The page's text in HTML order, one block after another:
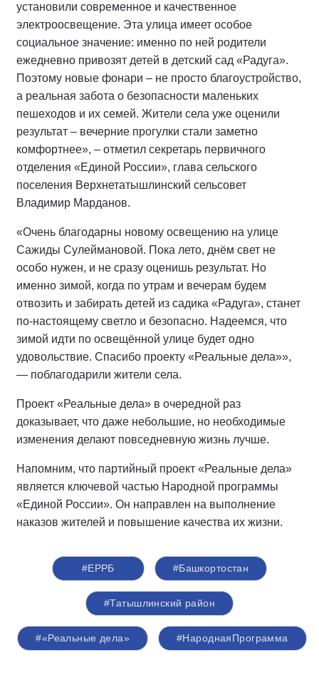
установили современное и качественное
электроосвещение. Эта улица имеет особое
социальное значение: именно по ней родители
ежедневно привозят детей в детский сад «Радуга».
Поэтому новые фонари – не просто благоустройство,
а реальная забота о безопасности маленьких
пешеходов и их семей. Жители села уже оценили
результат – вечерние прогулки стали заметно
комфортнее», – отметил секретарь первичного
отделения «Единой России», глава сельского
поселения Верхнетатышлинский сельсовет
Владимир Марданов.
«Очень благодарны новому освещению на улице
Сажиды Сулеймановой. Пока лето, днём свет не
особо нужен, и не сразу оценишь результат. Но
именно зимой, когда по утрам и вечерам будем
отвозить и забирать детей из садика «Радуга», станет
по-настоящему светло и безопасно. Надеемся, что
зимой идти по освещённой улице будет одно
удовольствие. Спасибо проекту «Реальные дела»»,
— поблагодарили жители села.
Проект «Реальные дела» в очередной раз
доказывает, что даже небольшие, но необходимые
изменения делают повседневную жизнь лучше.
Напомним, что партийный проект «Реальные дела»
является ключевой частью Народной программы
«Единой России». Он направлен на выполнение
наказов жителей и повышение качества их жизни.
#ЕРРБ #Башкортостан
#Татышлинский район
#«Реальные дела» #НароднаяПрограмма